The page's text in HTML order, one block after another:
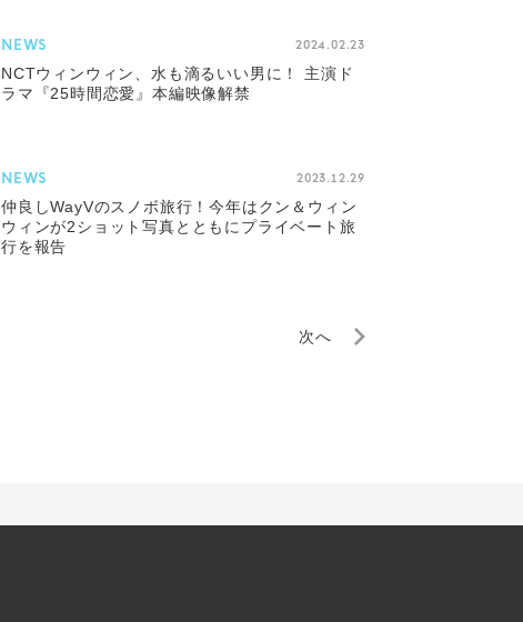
NEWS 2024.02.23
NCTウィンウィン、水も滴るいい男に！ 主演ド
ラマ『25時間恋愛』本編映像解禁
NEWS 2023.12.29
仲良しWayVのスノボ旅行！今年はクン＆ウィン
ウィンが2ショット写真とともにプライベート旅
行を報告
次へ